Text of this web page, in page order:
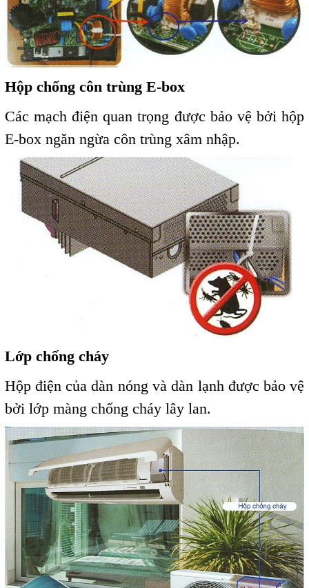
Hộp chống côn trùng E-box
Các mạch điện quan trọng được bảo vệ bởi hộp
E-box ngăn ngừa côn trùng xâm nhập.
Lớp chống cháy
Hộp điện của dàn nóng và dàn lạnh được bảo vệ
bởi lớp màng chống cháy lây lan.